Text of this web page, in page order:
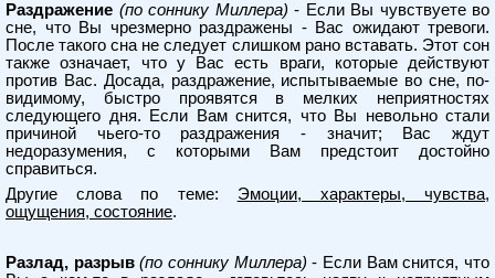
Раздражение (по соннику Миллера) - Если Вы чувствуете во
сне, что Вы чрезмерно раздражены - Вас ожидают тревоги.
После такого сна не следует слишком рано вставать. Этот сон
также означает, что у Вас есть враги, которые действуют
против Вас. Досада, раздражение, испытываемые во сне, по-
видимому, быстро проявятся в мелких неприятностях
следующего дня. Если Вам снится, что Вы невольно стали
причиной чьего-то раздражения - значит; Вас ждут
недоразумения, с которыми Вам предстоит достойно
справиться.
Другие слова по теме: Эмоции, характеры, чувства,
ощущения, состояние.
Разлад, разрыв (по соннику Миллера) - Если Вам снится, что